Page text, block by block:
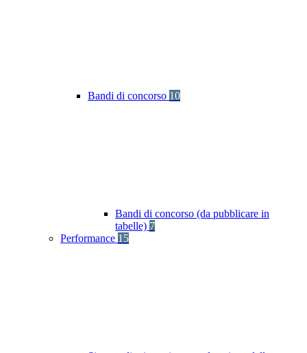
Bandi di concorso 10
Bandi di concorso (da pubblicare in
tabelle) 7
Performance 15